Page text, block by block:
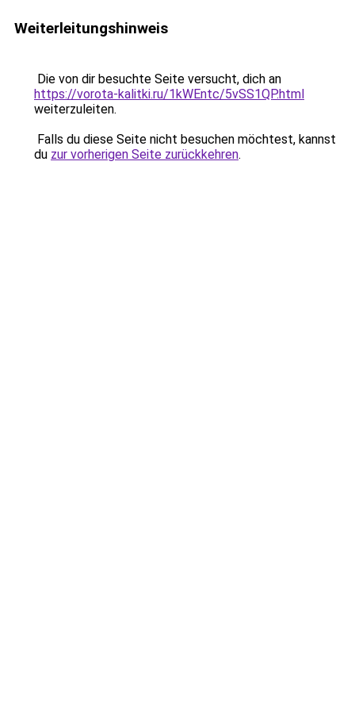
Weiterleitungshinweis
Die von dir besuchte Seite versucht, dich an
https://vorota-kalitki.ru/1kWEntc/5vSS1QP.html
weiterzuleiten.
Falls du diese Seite nicht besuchen möchtest, kannst
du zur vorherigen Seite zurückkehren.